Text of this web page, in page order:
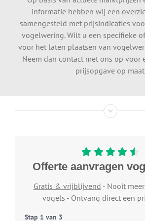
informatie hebben wij een
samengesteld met prijsindicaties
vogelwering. Wilt u een specifieke
voor het laten plaatsen van
Neem dan contact met ons op voor
prijsopgave op
Offerte aanvragen
Gratis & vrijblijvend - Nooit
vogels - Ontvang direct een
Stap 1 van 3